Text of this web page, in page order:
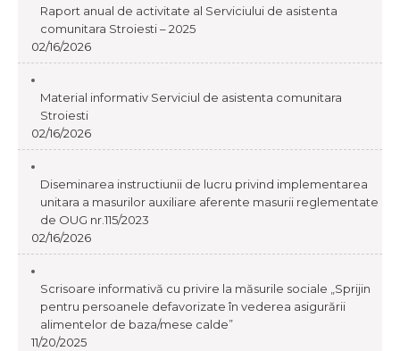
Raport anual de activitate al Serviciului de asistenta
comunitara Stroiesti – 2025
02/16/2026
Material informativ Serviciul de asistenta comunitara
Stroiesti
02/16/2026
Diseminarea instructiunii de lucru privind implementarea
unitara a masurilor auxiliare aferente masurii reglementate
de OUG nr.115/2023
02/16/2026
Scrisoare informativă cu privire la măsurile sociale „Sprijin
pentru persoanele defavorizate în vederea asigurării
alimentelor de baza/mese calde”
11/20/2025